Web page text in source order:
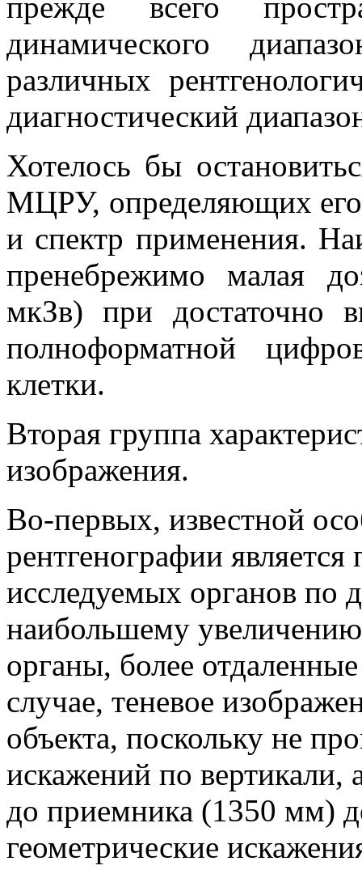
динамического
различных
диагностический
Хотелось бы
МЦРУ, определяющих его
и спектр применения.
пренебрежимо малая
мкЗв) при достаточно
полноформатной
клетки.
Вторая группа
изображения.
Во-первых, известной
рентгенографии
исследуемых органов по
наибольшему увеличению
органы, более
случае, теневое
объекта, поскольку не
искажений по вертикали,
до приемника (1350 мм)
геометрические